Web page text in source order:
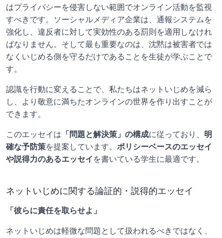
はプライバシーを侵害しない範囲でオンライン活動を監視
すべきです。ソーシャルメディア企業は、通報システムを
強化し、違反者に対して実効性のある罰則を適用しなけれ
ばなりません。そして最も重要なのは、沈黙は被害者では
なくいじめる側を守るだけであることを生徒が学ぶことで
す。
認識を行動に変えることで、私たちはネットいじめを減ら
し、より敬意に満ちたオンラインの世界を作り出すことが
できます。
このエッセイは 「問題と解決策」の構成に従っており、 明
確な予防策を提案しています。 ポリシーベースのエッセイ
や説得力のあるエッセイ を書いている学生に最適です。
ネットいじめに関する論証的・説得的エッセイ
「彼らに責任を取らせよ」
ネットいじめは軽微な問題として扱われるべきではなく、